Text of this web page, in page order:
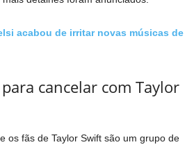
acabou de irritar novas músicas de
cancelar com Taylor
os fãs de Taylor Swift são um grupo de